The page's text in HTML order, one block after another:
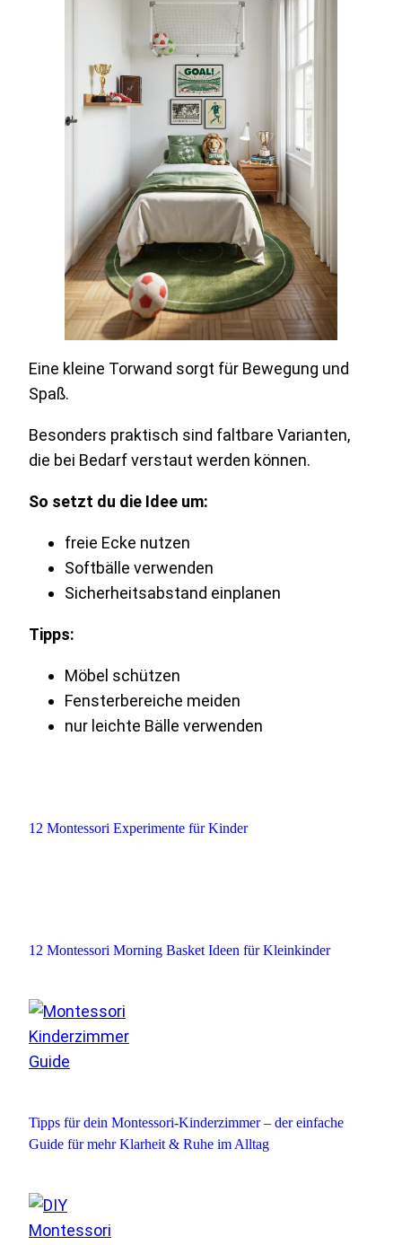
Eine kleine Torwand sorgt für Bewegung und
Spaß.
Besonders praktisch sind faltbare Varianten,
die bei Bedarf verstaut werden können.
So setzt du die Idee um:
freie Ecke nutzen
Softbälle verwenden
Sicherheitsabstand einplanen
Tipps:
Möbel schützen
Fensterbereiche meiden
nur leichte Bälle verwenden
12 Montessori Experimente für Kinder
12 Montessori Morning Basket Ideen für Kleinkinder
Tipps für dein Montessori-Kinderzimmer – der einfache
Guide für mehr Klarheit & Ruhe im Alltag